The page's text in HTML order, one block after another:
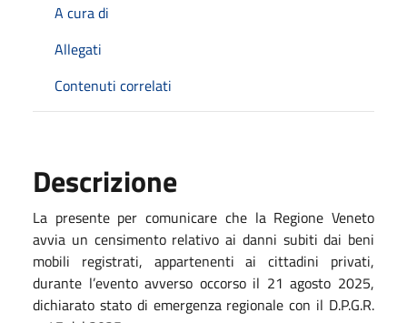
A cura di
Allegati
Contenuti correlati
Descrizione
La presente per comunicare che la Regione Veneto
avvia un censimento relativo ai danni subiti dai beni
mobili registrati, appartenenti ai cittadini privati,
durante l’evento avverso occorso il 21 agosto 2025,
dichiarato stato di emergenza regionale con il D.P.G.R.